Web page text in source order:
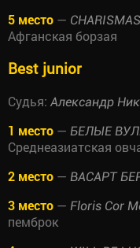
5 место —
Афганская борзая
Best junior
Судья: Александр
1 место — БЕЛЫЕ
Среднеазиатская
2 место — ВАСАРТ
3 место — Floris Cor
пемброк